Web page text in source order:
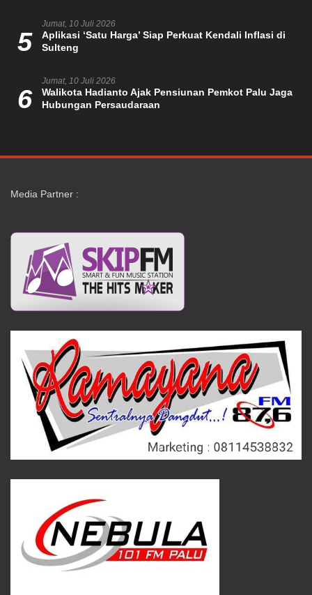
5
Jumat, 10 Juli 2026
Aplikasi ‘Satu Harga’ Siap Perkuat Kendali Inflasi di
Sulteng
6
Jumat, 10 Juli 2026
Walikota Hadianto Ajak Pensiunan Pemkot Palu Jaga
Hubungan Persaudaraan
Media Partner :